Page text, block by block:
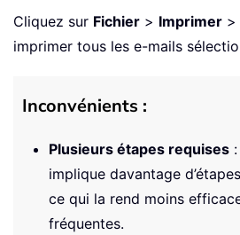
Cliquez sur Fichier > Imprimer >
imprimer tous les e-mails
Inconvénients :
Plusieurs étapes requises
implique davantage
ce qui la rend moins
fréquentes.